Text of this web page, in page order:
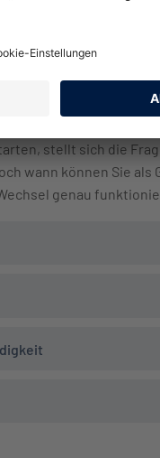
als
stellt sich die
wann können Sie als
genau